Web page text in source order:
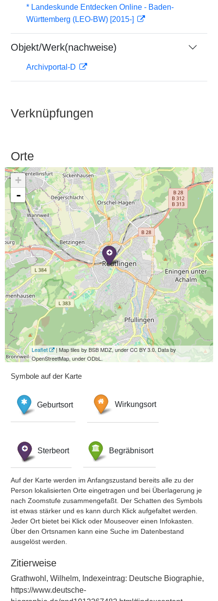
* Landeskunde Entdecken Online - Baden-
Württemberg (LEO-BW) [2015-]
Objekt/Werk(nachweise)
Archivportal-D
Verknüpfungen
Orte
+
-
Leaflet
| Map tiles by BSB MDZ, under CC BY 3.0. Data by
OpenStreetMap, under ODbL.
Symbole auf der Karte
Geburtsort Wirkungsort
Sterbeort Begräbnisort
Auf der Karte werden im Anfangszustand bereits alle zu der
Person lokalisierten Orte eingetragen und bei Überlagerung je
nach Zoomstufe zusammengefaßt. Der Schatten des Symbols
ist etwas stärker und es kann durch Klick aufgefaltet werden.
Jeder Ort bietet bei Klick oder Mouseover einen Infokasten.
Über den Ortsnamen kann eine Suche im Datenbestand
ausgelöst werden.
Zitierweise
Grathwohl, Wilhelm, Indexeintrag: Deutsche Biographie,
https://www.deutsche-